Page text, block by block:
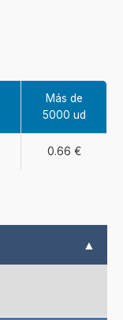
Más de
5000 ud
0.66 €
▲